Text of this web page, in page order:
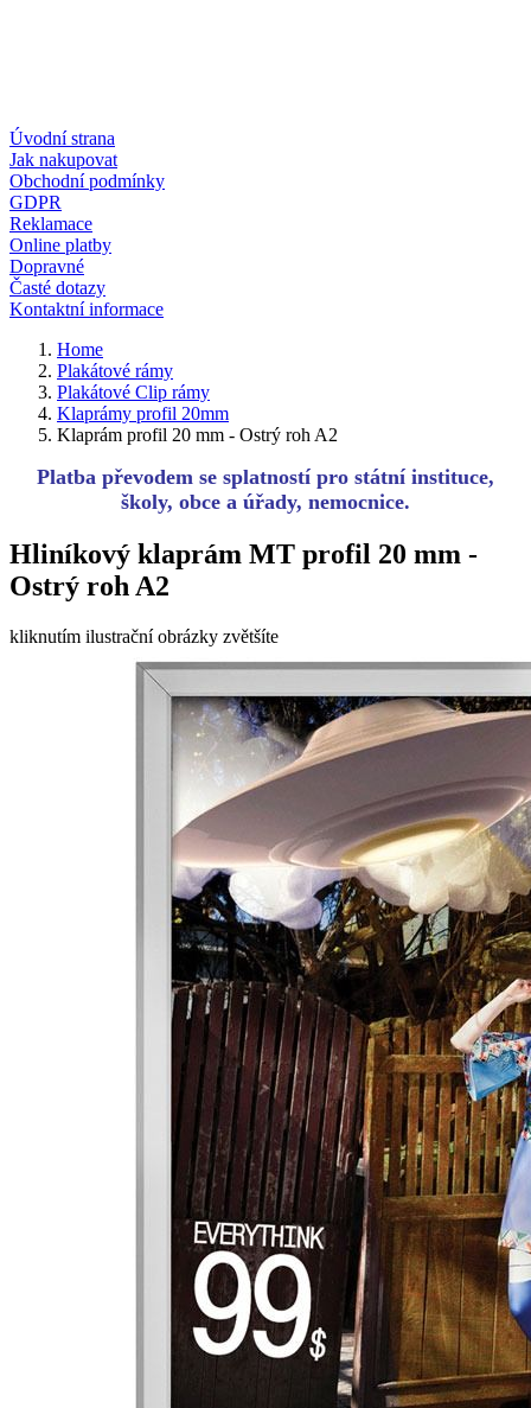
Úvodní strana
Jak nakupovat
Obchodní podmínky
GDPR
Reklamace
Online platby
Dopravné
Časté dotazy
Kontaktní informace
Home
Plakátové rámy
Plakátové Clip rámy
Klaprámy profil 20mm
Klaprám profil 20 mm - Ostrý roh A2
Platba převodem se splatností pro státní instituce,
školy, obce a úřady, nemocnice.
Hliníkový klaprám MT profil 20 mm -
Ostrý roh A2
kliknutím ilustrační obrázky zvětšíte